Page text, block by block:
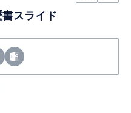
スライド